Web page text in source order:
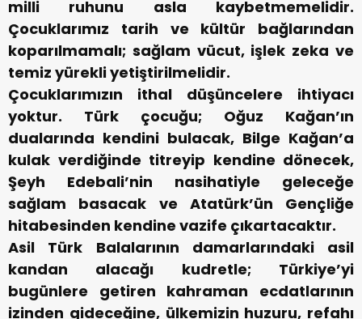
milli ruhunu asla kaybetmemelidir.
Çocuklarımız tarih ve kültür bağlarından
koparılmamalı; sağlam vücut, işlek zeka ve
temiz yürekli yetiştirilmelidir.‬
‪Çocuklarımızın ithal düşüncelere ihtiyacı
yoktur. Türk çocuğu; Oğuz Kağan’ın
dualarında kendini bulacak, Bilge Kağan’a
kulak verdiğinde titreyip kendine dönecek,
Şeyh Edebali’nin nasihatiyle geleceğe
sağlam basacak ve Atatürk’ün Gençliğe
hitabesinden kendine vazife çıkartacaktır.‬
‪Asil Türk Balalarının damarlarındaki asil
kandan alacağı kudretle; Türkiye’yi
bugünlere getiren kahraman ecdatlarının
izinden gideceğine, ülkemizin huzuru, refahı